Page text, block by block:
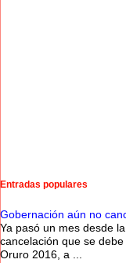
Entradas populares
Gobernación aún no
Ya pasó un mes desde
cancelación que se
Oruro 2016, a ...